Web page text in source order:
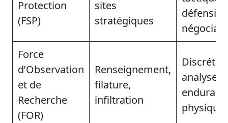
Protection
(FSP)
sites
stratégiques
Force
d’Observation
et de
Recherche
(FOR)
Renseignement,
filature,
infiltration
analyse,
physique